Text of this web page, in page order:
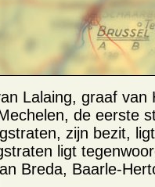
Lalaing, graaf van
de eerste
zijn bezit,
ligt
Breda, Baarle-